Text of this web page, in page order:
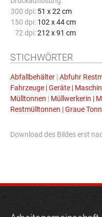
300 dpi: 51 x 22 cm
150 dpi: 102 x 44 cm
72 dpi: 212 x 91 cm
STICHWÖRTER
Abfallbehälter | Abfuhr
Fahrzeuge | Geräte |
Mülltonnen | Müllwerkerin |
Restmülltonnen | Graue
Download des Bildes erst